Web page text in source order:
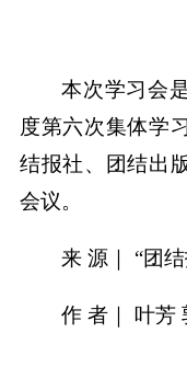
本次学习会
度第六次集体学
结报社、团结出
会议。
来 源｜ “团
作 者｜ 叶芳